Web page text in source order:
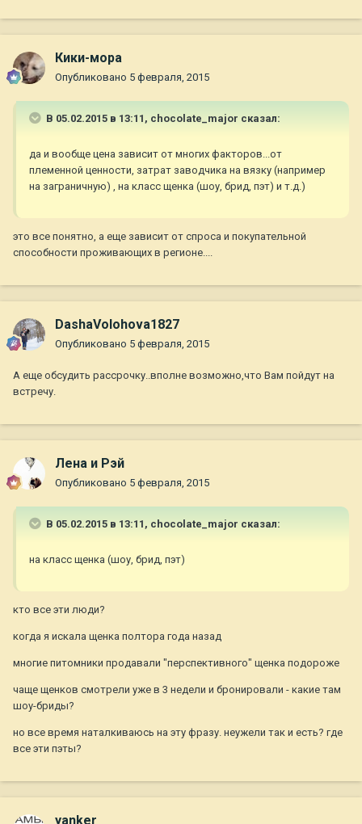
Кики-мора
Опубликовано 5 февраля, 2015
В 05.02.2015 в 13:11, chocolate_major сказал:
да и вообще цена зависит от многих факторов...от
племенной ценности, затрат заводчика на вязку (например
на заграничную) , на класс щенка (шоу, брид, пэт) и т.д.)
это все понятно, а еще зависит от спроса и покупательной
способности проживающих в регионе....
DashaVolohova1827
Опубликовано 5 февраля, 2015
А еще обсудить рассрочку..вполне возможно,что Вам пойдут на
встречу.
Лена и Рэй
Опубликовано 5 февраля, 2015
В 05.02.2015 в 13:11, chocolate_major сказал:
на класс щенка (шоу, брид, пэт)
кто все эти люди?
когда я искала щенка полтора года назад
многие питомники продавали "перспективного" щенка подороже
чаще щенков смотрели уже в 3 недели и бронировали - какие там
шоу-бриды?
но все время наталкиваюсь на эту фразу. неужели так и есть? где
все эти пэты?
yanker